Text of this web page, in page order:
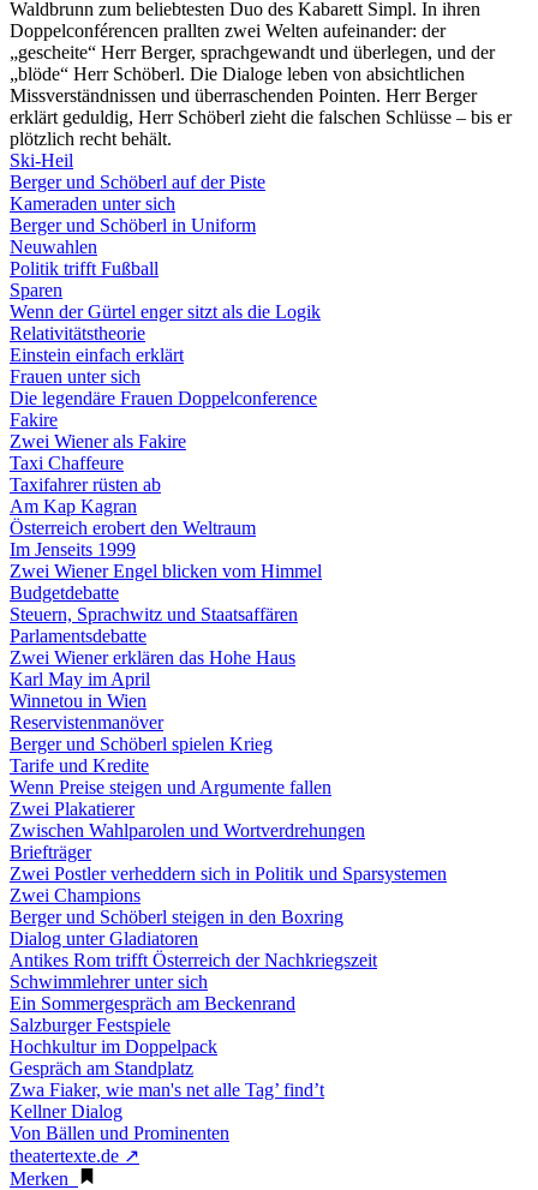
Waldbrunn zum beliebtesten Duo des Kabarett Simpl. In ihren
Doppelconférencen prallten zwei Welten aufeinander: der
„gescheite“ Herr Berger, sprachgewandt und überlegen, und der
„blöde“ Herr Schöberl. Die Dialoge leben von absichtlichen
Missverständnissen und überraschenden Pointen. Herr Berger
erklärt geduldig, Herr Schöberl zieht die falschen Schlüsse – bis er
plötzlich recht behält.
Ski-Heil
Berger und Schöberl auf der Piste
Kameraden unter sich
Berger und Schöberl in Uniform
Neuwahlen
Politik trifft Fußball
Sparen
Wenn der Gürtel enger sitzt als die Logik
Relativitätstheorie
Einstein einfach erklärt
Frauen unter sich
Die legendäre Frauen Doppelconference
Fakire
Zwei Wiener als Fakire
Taxi Chaffeure
Taxifahrer rüsten ab
Am Kap Kagran
Österreich erobert den Weltraum
Im Jenseits 1999
Zwei Wiener Engel blicken vom Himmel
Budgetdebatte
Steuern, Sprachwitz und Staatsaffären
Parlamentsdebatte
Zwei Wiener erklären das Hohe Haus
Karl May im April
Winnetou in Wien
Reservistenmanöver
Berger und Schöberl spielen Krieg
Tarife und Kredite
Wenn Preise steigen und Argumente fallen
Zwei Plakatierer
Zwischen Wahlparolen und Wortverdrehungen
Briefträger
Zwei Postler verheddern sich in Politik und Sparsystemen
Zwei Champions
Berger und Schöberl steigen in den Boxring
Dialog unter Gladiatoren
Antikes Rom trifft Österreich der Nachkriegszeit
Schwimmlehrer unter sich
Ein Sommergespräch am Beckenrand
Salzburger Festspiele
Hochkultur im Doppelpack
Gespräch am Standplatz
Zwa Fiaker, wie man's net alle Tag’ find’t
Kellner Dialog
Von Bällen und Prominenten
theatertexte.de ↗
Merken